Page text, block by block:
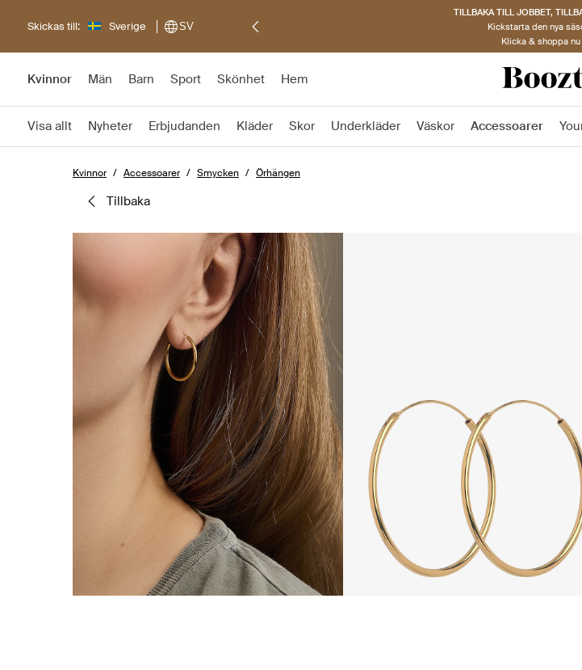
Skickas till: Sverige SV
TILLBAKA TILL JOBBET,
Kickstarta den nya
Klicka & shoppa
Kvinnor Män Barn Sport Skönhet Hem
Visa allt Nyheter Erbjudanden Kläder Skor Underkläder Väskor Accessoarer
Kvinnor Accessoarer Smycken Örhängen
tillbaka